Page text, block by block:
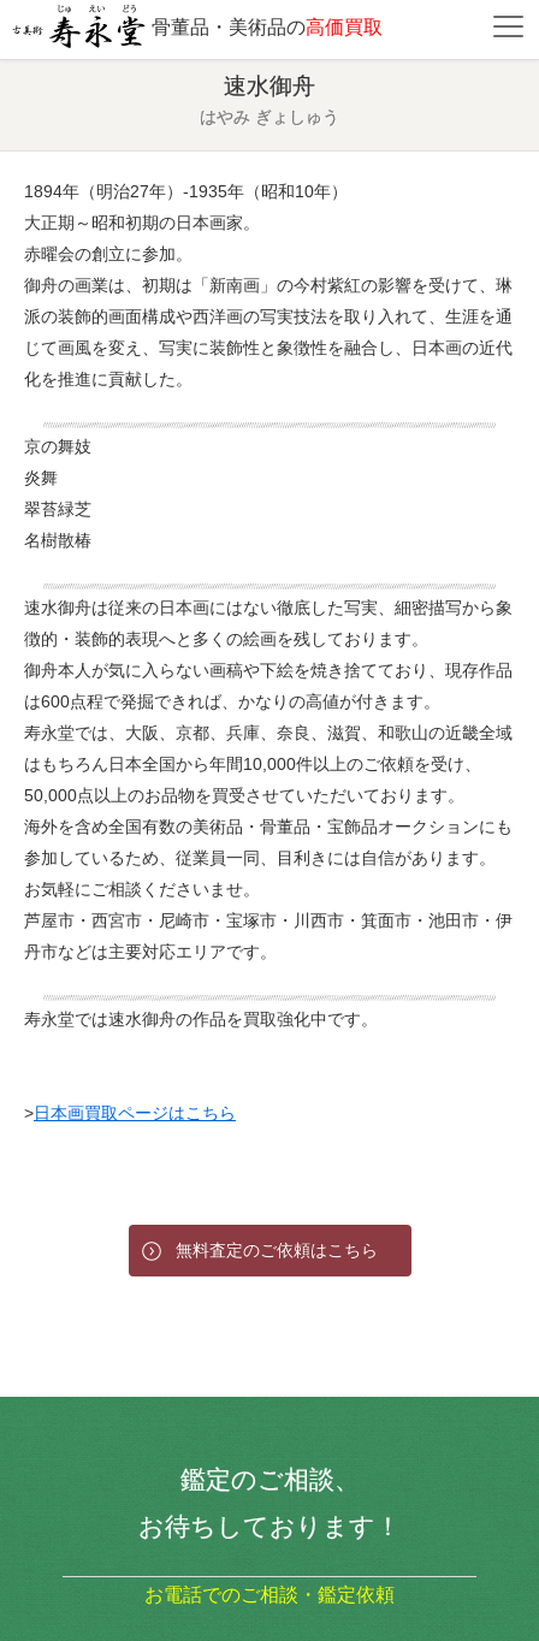
骨董品・美術品の高価買取
速水御舟
はやみ ぎょしゅう
1894年（明治27年）-1935年（昭和10年）
大正期～昭和初期の日本画家。
赤曜会の創立に参加。
御舟の画業は、初期は「新南画」の今村紫紅の影響を受けて、琳
派の装飾的画面構成や西洋画の写実技法を取り入れて、生涯を通
じて画風を変え、写実に装飾性と象徴性を融合し、日本画の近代
化を推進に貢献した。
京の舞妓
炎舞
翠苔緑芝
名樹散椿
速水御舟は従来の日本画にはない徹底した写実、細密描写から象
徴的・装飾的表現へと多くの絵画を残しております。
御舟本人が気に入らない画稿や下絵を焼き捨てており、現存作品
は600点程で発掘できれば、かなりの高値が付きます。
寿永堂では、大阪、京都、兵庫、奈良、滋賀、和歌山の近畿全域
はもちろん日本全国から年間10,000件以上のご依頼を受け、
50,000点以上のお品物を買受させていただいております。
海外を含め全国有数の美術品・骨董品・宝飾品オークションにも
参加しているため、従業員一同、目利きには自信があります。
お気軽にご相談くださいませ。
芦屋市・西宮市・尼崎市・宝塚市・川西市・箕面市・池田市・伊
丹市などは主要対応エリアです。
寿永堂では速水御舟の作品を買取強化中です。
>日本画買取ページはこちら
無料査定のご依頼はこちら
鑑定のご相談、
お待ちしております！
お電話でのご相談・鑑定依頼